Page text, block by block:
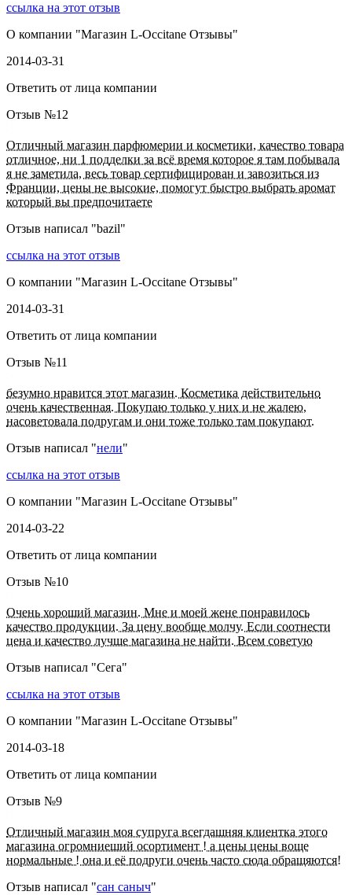
ссылка на этот отзыв
О компании "Магазин L-Occitane Отзывы"
2014-03-31
Ответить от лица компании
Отзыв №12
Отличный магазин парфюмерии и косметики, качество товара
отличное, ни 1 подделки за всё время которое я там побывала
я не заметила, весь товар сертифицирован и завозиться из
Франции, цены не высокие, помогут быстро выбрать аромат
который вы предпочитаете
Отзыв написал "bazil"
ссылка на этот отзыв
О компании "Магазин L-Occitane Отзывы"
2014-03-31
Ответить от лица компании
Отзыв №11
безумно нравится этот магазин. Косметика действительно
очень качественная. Покупаю только у них и не жалею,
насоветовала подругам и они тоже только там покупают.
Отзыв написал "нели"
ссылка на этот отзыв
О компании "Магазин L-Occitane Отзывы"
2014-03-22
Ответить от лица компании
Отзыв №10
Очень хороший магазин. Мне и моей жене понравилось
качество продукции. За цену вообще молчу. Если соотнести
цена и качество лучше магазина не найти. Всем советую
Отзыв написал "Сега"
ссылка на этот отзыв
О компании "Магазин L-Occitane Отзывы"
2014-03-18
Ответить от лица компании
Отзыв №9
Отличный магазин моя супруга всегдашняя клиентка этого
магазина огромниеший осортимент ! а цены цены воще
нормальные ! она и её подруги очень часто сюда обращяются!
Отзыв написал "сан саныч"